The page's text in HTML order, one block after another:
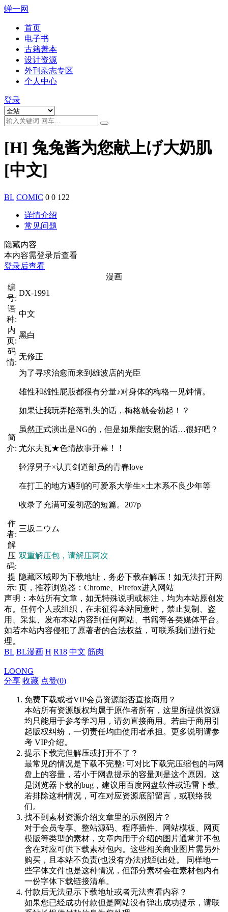
蝉一网
首页
电子书
古籍善本
设计资源
外刊杂志专区
个人中心
登录
[H] 兔兔酱为您献上げ大奶肌
[中文]
BL COMIC 0 0 122
详情介绍
常见问题
隐藏内容
本内容需登录后查看
登录后查看
漫画
编
号:
DX-1991
语
种:
中文
内
页:
黑白
码
情:
无修正
简
介:
为了寻求治愈而来到雄波店的光臣
雄性和雄性屁股都很有分量♪对身体的梅格一见钟情。
如果让我玩弄陷落乳头的话，梅格就会勃起！？
虽然正式演出是NG的，但是如果能安慰的话…很好吧？
尤尔夫瓦★色情故事开幕！！
轻浮男子×认真剑道部员的青春love
在打工的地方遇到的可爱系大学生×土木系不良少年等
收录了充满可爱初恋的短篇。207p
作
者:
三坂ニウム
解
压
码:
双重解压包，请解压两次
提
示:
隐藏区域即为下载地址，务必下载在解压！如无法打开网
页，推荐浏览器：Chrome、Firefox进入网站
声明：本站所有文章，如无特殊说明或标注，均为本站原创发
布。任何个人或组织，在未征得本站同意时，禁止复制、盗
用、采集、发布本站内容到任何网站、书籍等各类媒体平台。
如若本站内容侵犯了原著者的合法权益，可联系我们进行处
理。
BL BL漫画 H R18 中文 筋肉
LOONG
分享 收藏 点赞(0)
免费下载或者VIP会员资源能否直接商用？
本站所有资源版权均属于原作者所有，这里所提供资源
均只能用于参考学习用，请勿直接商用。若由于商用引
起版权纠纷，一切责任均由使用者承担。更多说明请参
考 VIP介绍。
提示下载完但解压或打开不了？
最常见的情况是下载不完整: 可对比下载完压缩包的与网
盘上的容量，若小于网盘提示的容量则是这个原因。这
是浏览器下载的bug，建议用百度网盘软件或迅雷下载。
若排除这种情况，可在对应资源底部留言，或联络我
们。
找不到素材资源介绍文章里的示例图片？
对于会员专享、整站源码、程序插件、网站模板、网页
模版等类型的素材，文章内用于介绍的图片通常并不包
含在对应可供下载素材包内。这些相关商业图片需另外
购买，且本站不负责(也没有办法)找到出处。 同样地一
些字体文件也是这种情况，但部分素材会在素材包内有
一份字体下载链接清单。
付款后无法显示下载地址或者无法查看内容？
如果您已经成功付款但是网站没有弹出成功提示，请联